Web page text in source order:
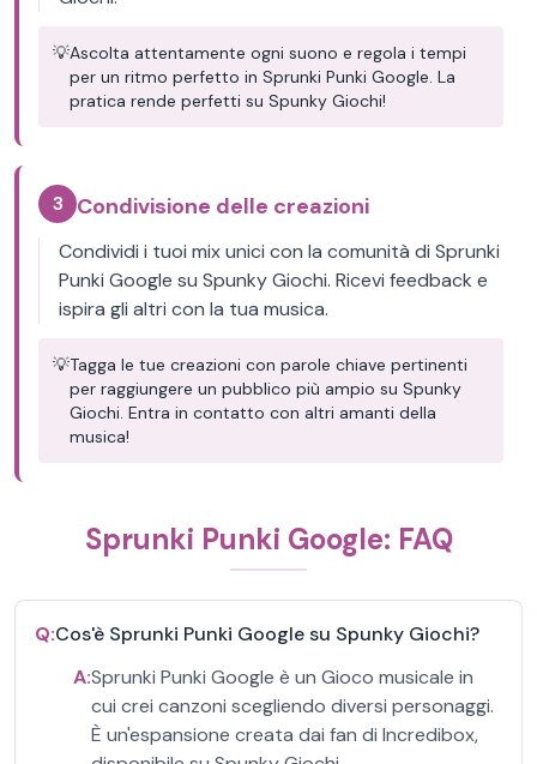
💡Ascolta attentamente ogni suono e regola i tempi
per un ritmo perfetto in Sprunki Punki Google. La
pratica rende perfetti su Spunky Giochi!
3 Condivisione delle creazioni
Condividi i tuoi mix unici con la comunità di Sprunki
Punki Google su Spunky Giochi. Ricevi feedback e
ispira gli altri con la tua musica.
💡Tagga le tue creazioni con parole chiave pertinenti
per raggiungere un pubblico più ampio su Spunky
Giochi. Entra in contatto con altri amanti della
musica!
Sprunki Punki Google: FAQ
Q:Cos'è Sprunki Punki Google su Spunky Giochi?
A:Sprunki Punki Google è un Gioco musicale in
cui crei canzoni scegliendo diversi personaggi.
È un'espansione creata dai fan di Incredibox,